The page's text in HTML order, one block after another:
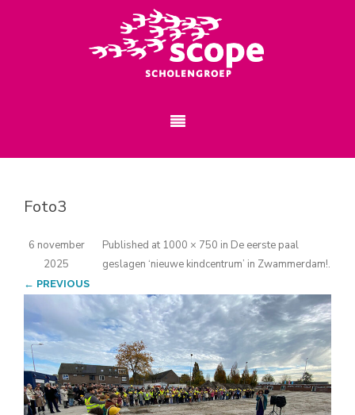
Foto3
Published
6 november
2025
at 1000 × 750 in De eerste paal
geslagen ‘nieuwe kindcentrum’ in Zwammerdam!.
← PREVIOUS